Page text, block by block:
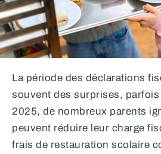
La période des déclarations
souvent des surprises, parfois
2025, de nombreux parents
peuvent réduire leur charge
frais de restauration scolaire